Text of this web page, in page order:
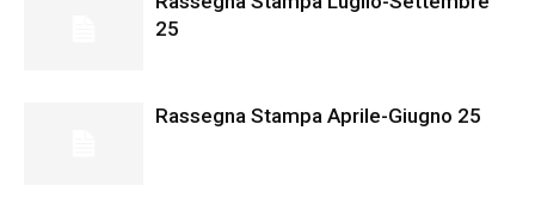
25
Rassegna Stampa Aprile-Giugno 25